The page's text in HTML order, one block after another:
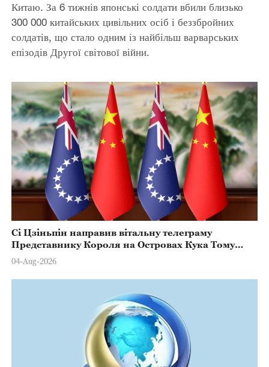
Китаю. За 6 тижнів японські солдати вбили близько
300 000 китайських цивільних осіб і беззбройних
солдатів, що стало одним із найбільш варварських
епізодів Другої світової війни.
Сі Цзіньпін направив вітальну телеграму
Представнику Короля на Островах Кука Тому
Марстерсу з нагоди Дня Конституції
04-Aug-2026